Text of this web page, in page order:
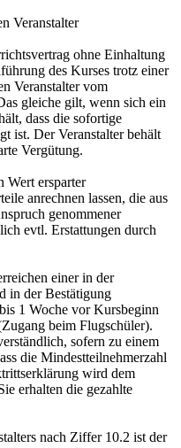
Veranstalter
ohne Einhaltung
des Kurses trotz einer
Veranstalter vom
gleiche gilt, wenn sich ein
dass die sofortige
ist. Der Veranstalter behält
Vergütung.
Wert ersparter
anrechnen lassen, die aus
genommener
evtl. Erstattungen durch
einer in der
in der Bestätigung
1 Woche vor Kursbeginn
beim Flugschüler).
sofern zu einem
die Mindestteilnehmerzahl
wird dem
erhalten die gezahlte
nach Ziffer 10.2 ist der